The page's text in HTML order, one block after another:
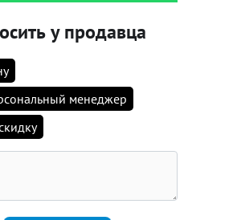
у продавца
менеджер